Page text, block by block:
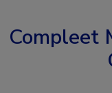
Compleet